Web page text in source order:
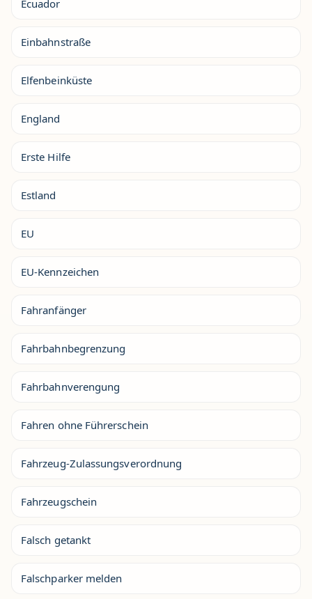
Ecuador
Einbahnstraße
Elfenbeinküste
England
Erste Hilfe
Estland
EU
EU-Kennzeichen
Fahranfänger
Fahrbahnbegrenzung
Fahrbahnverengung
Fahren ohne Führerschein
Fahrzeug-Zulassungsverordnung
Fahrzeugschein
Falsch getankt
Falschparker melden